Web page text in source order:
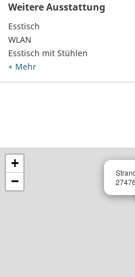
Weitere Ausstattung
Esstisch
WLAN
Esstisch mit Stühlen
+ Mehr
+
−